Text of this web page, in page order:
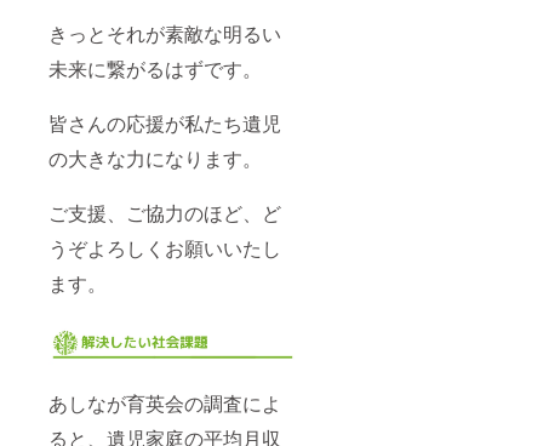
きっとそれが素敵な明るい
未来に繋がるはずです。
皆さんの応援が私たち遺児
の大きな力になります。
ご支援、ご協力のほど、ど
うぞよろしくお願いいたし
ます。
あしなが育英会の調査によ
ると、遺児家庭の平均月収